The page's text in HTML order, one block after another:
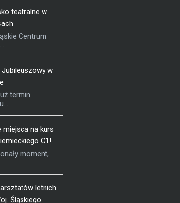
teatralne w
Centrum
w
termin
miejsca na kurs
C1!
moment,
letnich
Śląskiego